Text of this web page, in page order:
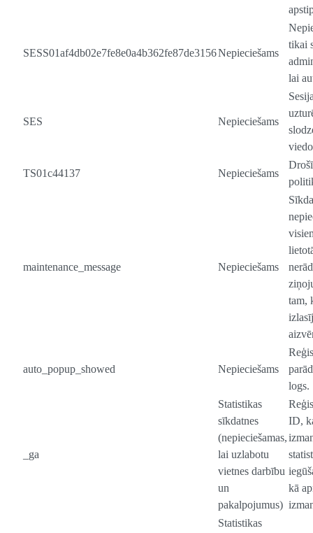
SESS01af4db02e7fe8e0a4b362fe87de3156Nepieciešams
tikai
lai
SES Nepieciešams
TS01c44137 Nepieciešams
maintenance_message Nepieciešams
tam,
auto_popup_showed Nepieciešams
logs.
_ga
Statistikas
sīkdatnes
(nepieciešamas,
lai uzlabotu
vietnes darbību
un
pakalpojumus)
ID,
kā
Statistikas